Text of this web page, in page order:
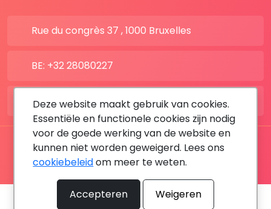
Rue du congrès 37 , 1000 Bruxelles
BE: +32 28080227
FR: +33 183642895
Alle rechten voorbehouden © 2026 DoktersAfspraak
By MediaSatCom
Deze website maakt gebruik van cookies.
Essentiële en functionele cookies zijn nodig
voor de goede werking van de website en
kunnen niet worden geweigerd. Lees ons
cookiebeleidom meer te weten.
Accepteren Weigeren